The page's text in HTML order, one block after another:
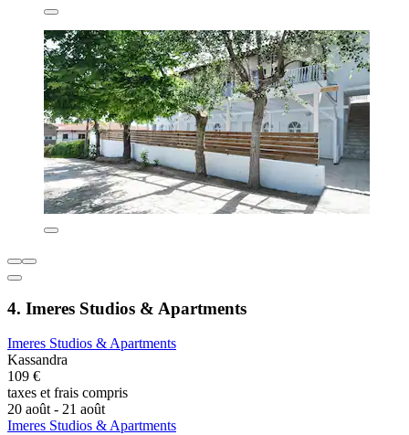
4. Imeres Studios & Apartments
Imeres Studios & Apartments
Kassandra
109 €
taxes et frais compris
20 août - 21 août
Imeres Studios & Apartments